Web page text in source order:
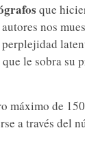
que
nos
le sobra su
máximo de
a través del